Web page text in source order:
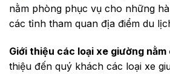
nằm phòng phục vụ cho những
các tỉnh tham quan địa điểm du
Giới thiệu các loại xe giường nằm
thiệu đến quý khách các loại xe